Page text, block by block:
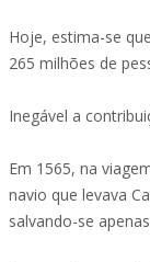
Hoje, estima-se
265 milhões de
Inegável a
Em 1565, na
navio que levava
salvando-se